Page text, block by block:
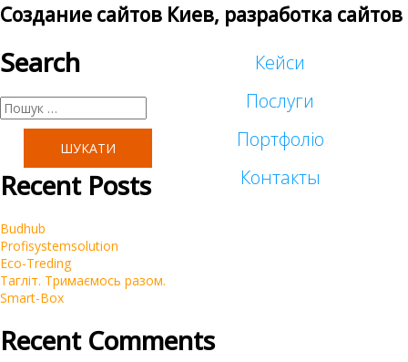
Создание сайтов Киев, разработка сайтов
Кейси
Послуги
Таргетована реклама
Портфоліо
Малий бізнес
Контакты
Search
Пошук:
Recent Posts
Budhub
Profisystemsolution
Eco-Treding
Тагліт. Тримаємось разом.
Smart-Box
Recent Comments